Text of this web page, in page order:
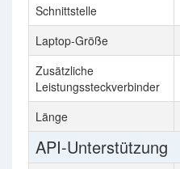
Schnittstelle
Laptop-Größe
Zusätzliche
Leistungssteckverbinder
Länge
API-Unterstützung